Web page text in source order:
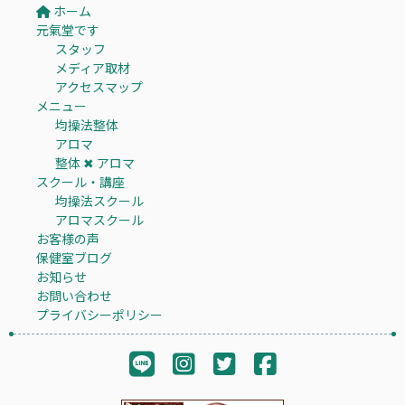
ホーム
元氣堂です
スタッフ
メディア取材
アクセスマップ
メニュー
均操法整体
アロマ
整体 ✖︎ アロマ
スクール・講座
均操法スクール
アロマスクール
お客様の声
保健室ブログ
お知らせ
お問い合わせ
プライバシーポリシー